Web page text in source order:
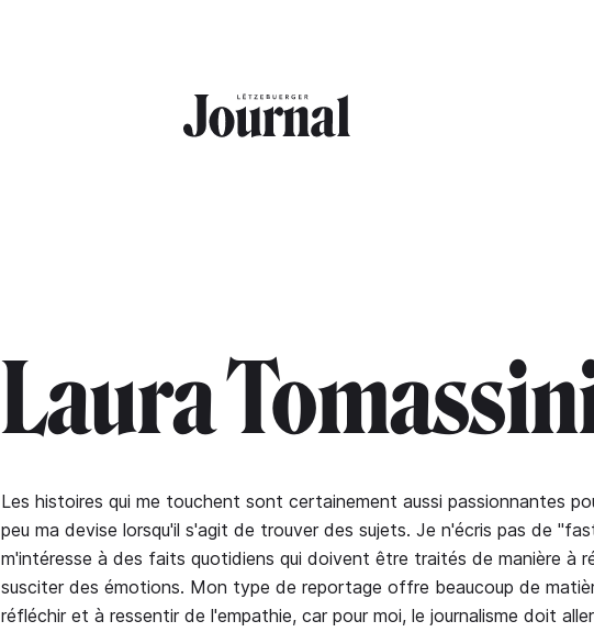
Laura
Les histoires qui me touchent sont certainement aussi passionnantes
peu ma devise lorsqu'il s'agit de trouver des sujets. Je n'écris pas de
m'intéresse à des faits quotidiens qui doivent être traités de manière à
susciter des émotions. Mon type de reportage offre beaucoup de
réfléchir et à ressentir de l'empathie, car pour moi, le journalisme doit